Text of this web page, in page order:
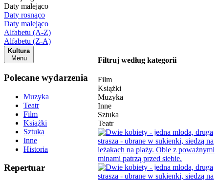
Daty malejąco
Daty rosnąco
Daty malejąco
Alfabetu (A-Z)
Alfabetu (Z-A)
Kultura
Menu
Polecane wydarzenia
Muzyka
Teatr
Film
Książki
Sztuka
Inne
Historia
Repertuar
Filtruj według kategorii
Film
Książki
Muzyka
Inne
Sztuka
Teatr